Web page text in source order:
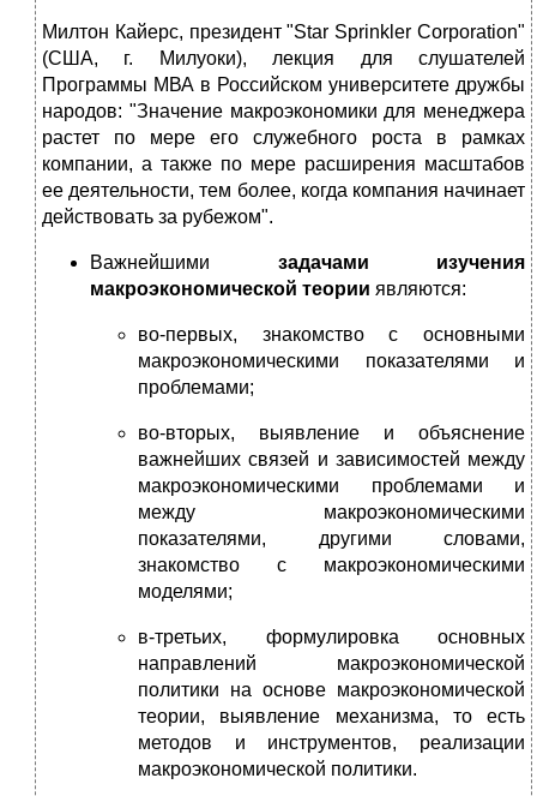
Милтон Кайерс, президент "Star Sprinkler Corporation"
(США, г. Милуоки), лекция для слушателей
Программы МВА в Российском университете дружбы
народов: "Значение макроэкономики для менеджера
растет по мере его служебного роста в рамках
компании, а также по мере расширения масштабов
ее деятельности, тем более, когда компания начинает
действовать за рубежом".
Важнейшими задачами изучения
макроэкономической теории являются:
во-первых, знакомство с основными
макроэкономическими показателями и
проблемами;
во-вторых, выявление и объяснение
важнейших связей и зависимостей между
макроэкономическими проблемами и
между макроэкономическими
показателями, другими словами,
знакомство с макроэкономическими
моделями;
в-третьих, формулировка основных
направлений макроэкономической
политики на основе макроэкономической
теории, выявление механизма, то есть
методов и инструментов, реализации
макроэкономической политики.